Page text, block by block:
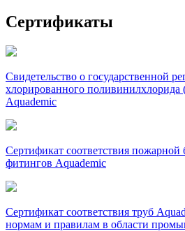
Сертификаты
Свидетельство о государственной
хлорированного
Aquademic
Сертификат соответствия пожарной
фитингов Aquademic
Сертификат соответствия труб
нормам и правилам в области